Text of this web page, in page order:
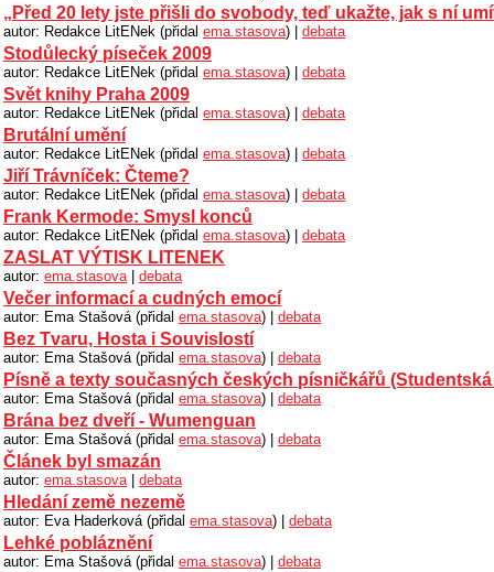
„Před 20 lety jste přišli do svobody, teď ukažte, jak s ní
autor: Redakce LitENek (přidal ema.stasova) | debata
Stodůlecký píseček 2009
autor: Redakce LitENek (přidal ema.stasova) | debata
Svět knihy Praha 2009
autor: Redakce LitENek (přidal ema.stasova) | debata
Brutální umění
autor: Redakce LitENek (přidal ema.stasova) | debata
Jiří Trávníček: Čteme?
autor: Redakce LitENek (přidal ema.stasova) | debata
Frank Kermode: Smysl konců
autor: Redakce LitENek (přidal ema.stasova) | debata
ZASLAT VÝTISK LITENEK
autor: ema.stasova | debata
Večer informací a cudných emocí
autor: Ema Stašová (přidal ema.stasova) | debata
Bez Tvaru, Hosta i Souvislostí
autor: Ema Stašová (přidal ema.stasova) | debata
Písně a texty současných českých písničkářů
autor: Ema Stašová (přidal ema.stasova) | debata
Brána bez dveří - Wumenguan
autor: Ema Stašová (přidal ema.stasova) | debata
Článek byl smazán
autor: ema.stasova | debata
Hledání země nezemě
autor: Eva Haderková (přidal ema.stasova) | debata
Lehké pobláznění
autor: Ema Stašová (přidal ema.stasova) | debata